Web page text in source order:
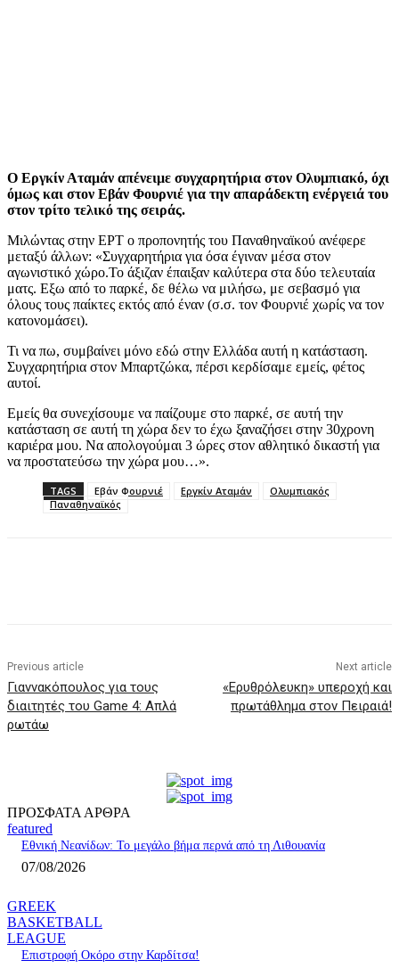
Ο Εργκίν Αταμάν απένειμε συγχαρητήρια στον Ολυμπιακό, όχι
όμως και στον Εβάν Φουρνιέ για την απαράδεκτη ενέργειά του
στον τρίτο τελικό της σειράς.
Μιλώντας στην ΕΡΤ ο προπονητής του Παναθηναϊκού ανέφερε
μεταξύ άλλων: «Συγχαρητήρια για όσα έγιναν μέσα στον
αγωνιστικό χώρο.Το άξιζαν έπαιξαν καλύτερα στα δύο τελευταία
ματς. Εξω από το παρκέ, δε θέλω να μιλήσω, με σεβασμό για
όλους τους παίκτες εκτός από έναν (σ.σ. τον Φουρνιέ χωρίς να τον
κατονομάσει).
Τι να πω, συμβαίνει μόνο εδώ στην Ελλάδα αυτή η κατάσταση.
Συγχαρητήρια στον Μπαρτζώκα, πέρσι κερδίσαμε εμείς, φέτος
αυτοί.
Εμείς θα συνεχίσουμε να παίζουμε στο παρκέ, σε αυτή την
κατάσταση σε αυτή τη χώρα δεν το έχω ξαναζήσει στην 30χρονη
καριέρα μου. Να απολογούμαι 3 ώρες στον αθλητικό δικαστή για
να προστατεύσω την χώρα μου…».
TAGS Εβάν Φουρνιέ Εργκίν Αταμάν
Ολυμπιακός
Παναθηναϊκός
Previous article
Γιαννακόπουλος για τους
διαιτητές του Game 4: Απλά
ρωτάω
Next article
«Ερυθρόλευκη» υπεροχή και
πρωτάθλημα στον Πειραιά!
ΠΡΟΣΦΑΤΑ ΑΡΘΡΑ
featured
Εθνική Νεανίδων: Το μεγάλο βήμα περνά από τη Λιθουανία
07/08/2026
GREEK
BASKETBALL
LEAGUE
Επιστροφή Οκόρο στην Καρδίτσα!